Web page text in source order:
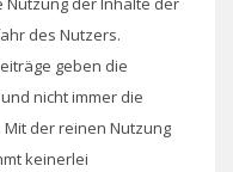
des Nutzers.
geben die
nicht immer die
der reinen Nutzung
keinerlei